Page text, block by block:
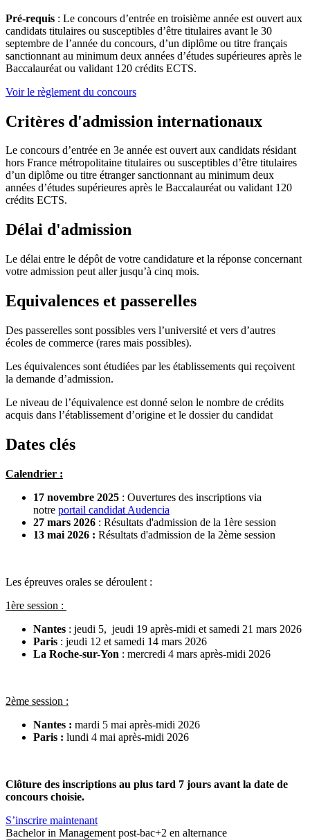
Pré-requis : Le concours d’entrée en troisième année est ouvert aux
candidats titulaires ou susceptibles d’être titulaires avant le 30
septembre de l’année du concours, d’un diplôme ou titre français
sanctionnant au minimum deux années d’études supérieures après le
Baccalauréat ou validant 120 crédits ECTS.
Voir le règlement du concours
Critères d'admission internationaux
Le concours d’entrée en 3e année est ouvert aux candidats résidant
hors France métropolitaine titulaires ou susceptibles d’être titulaires
d’un diplôme ou titre étranger sanctionnant au minimum deux
années d’études supérieures après le Baccalauréat ou validant 120
crédits ECTS.
Délai d'admission
Le délai entre le dépôt de votre candidature et la réponse concernant
votre admission peut aller jusqu’à cinq mois.
Equivalences et passerelles
Des passerelles sont possibles vers l’université et vers d’autres
écoles de commerce (rares mais possibles).
Les équivalences sont étudiées par les établissements qui reçoivent
la demande d’admission.
Le niveau de l’équivalence est donné selon le nombre de crédits
acquis dans l’établissement d’origine et le dossier du candidat
Dates clés
Calendrier :
17 novembre 2025 : Ouvertures des inscriptions via
notre portail candidat Audencia
27 mars 2026 : Résultats d'admission de la 1ère session
13 mai 2026 : Résultats d'admission de la 2ème session
Les épreuves orales se déroulent :
1ère session :
Nantes : jeudi 5, jeudi 19 après-midi et samedi 21 mars 2026
Paris : jeudi 12 et samedi 14 mars 2026
La Roche-sur-Yon : mercredi 4 mars après-midi 2026
2ème session :
Nantes : mardi 5 mai après-midi 2026
Paris : lundi 4 mai après-midi 2026
Clôture des inscriptions au plus tard 7 jours avant la date de
concours choisie.
S’inscrire maintenant
Bachelor in Management post-bac+2 en alternance